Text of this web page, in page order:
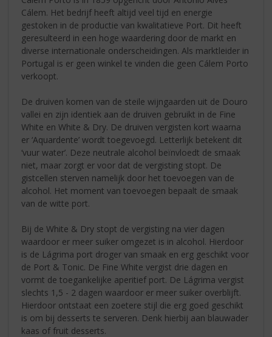
Cálem. Het bedrijf heeft altijd veel tijd en energie
gestoken in de productie van kwalitatieve Port. Dit heeft
geresulteerd in een hoge waardering door de markt en
diverse internationale onderscheidingen. Als marktleider in
Portugal is er geen winkel te vinden die geen Cálem Porto
verkoopt.
De druiven komen van de steile wijngaarden uit de Douro
vallei en zijn identiek aan de druiven gebruikt in de Fine
White en White & Dry. De druiven vergisten kort waarna
er ‘Aquardente’ wordt toegevoegd. Letterlijk betekent dit
‘vuur water’. Deze neutrale alcohol beïnvloedt de smaak
niet, maar zorgt er voor dat de vergisting stopt. De
gistcellen sterven namelijk door het toevoegen van de
alcohol. Het moment van toevoegen bepaalt de smaak
van de witte port.
Bij de White & Dry stopt de vergisting na vier dagen
waardoor er meer suiker omgezet is in alcohol. Hierdoor
is de Lágrima port droger van smaak en erg geschikt voor
de Port & Tonic. De Fine White vergist drie dagen en
vormt de toegankelijke aperitief port. De Lágrima vergist
slechts 1,5 - 2 dagen waardoor er meer suiker overblijft.
Hierdoor ontstaat een zoetere stijl die erg goed geschikt
is om bij desserts te serveren. Denk hierbij aan blauwader
kaas of fruit desserts.